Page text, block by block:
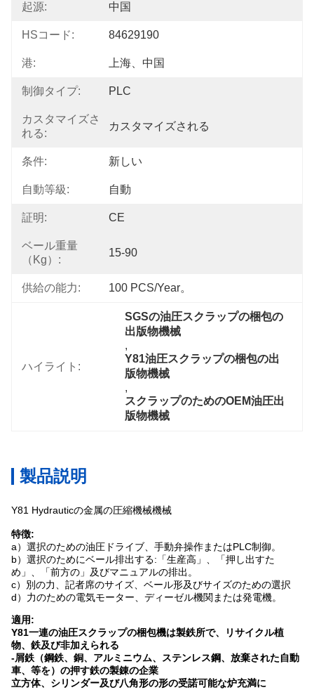
起源: 中国
HSコード: 84629190
港: 上海、中国
制御タイプ: PLC
カスタマイズさ
れる:
カスタマイズされる
条件: 新しい
自動等級: 自動
証明: CE
ベール重量
（Kg）:
15-90
供給の能力: 100 PCS/Year。
ハイライト:
SGSの油圧スクラップの梱包の
出版物機械
,
Y81油圧スクラップの梱包の出
版物機械
,
スクラップのためのOEM油圧出
版物機械
製品説明
Y81 Hydrauticの金属の圧縮機械機械
特徴:
a）選択のための油圧ドライブ、手動弁操作またはPLC制御。
b）選択のためにベール排出する:「生産高」、「押し出すた
め」、「前方の」及びマニュアルの排出。
c）別の力、記者席のサイズ、ベール形及びサイズのための選択
d）力のための電気モーター、ディーゼル機関または発電機。
適用:
Y81一連の油圧スクラップの梱包機は製鉄所で、リサイクル植
物、鉄及び非加えられる
-屑鉄（鋼鉄、銅、アルミニウム、ステンレス鋼、放棄された自動
車、等を）の押す鉄の製錬の企業
立方体、シリンダー及び八角形の形の受諾可能な炉充満に